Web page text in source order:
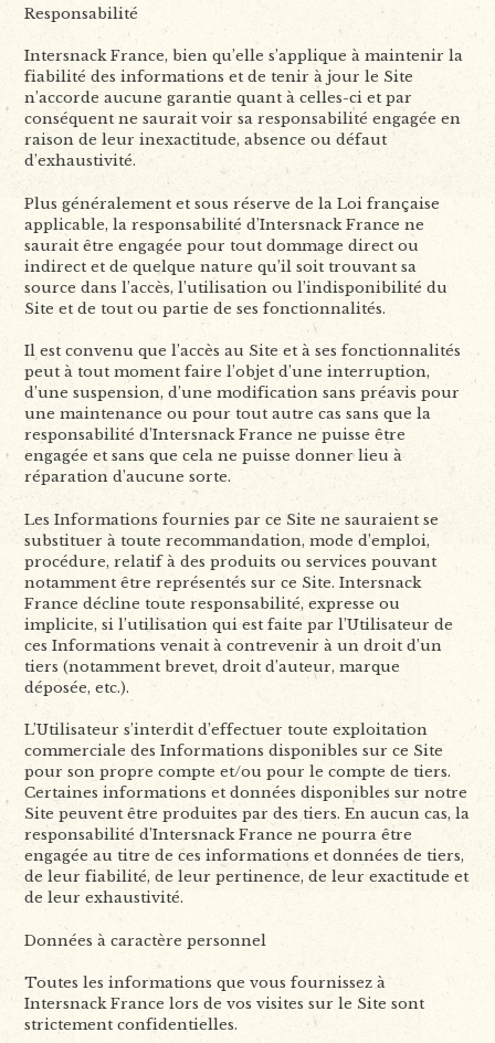
Responsabilité
Intersnack France, bien qu’elle s’applique à maintenir la
fiabilité des informations et de tenir à jour le Site
n’accorde aucune garantie quant à celles-ci et par
conséquent ne saurait voir sa responsabilité engagée en
raison de leur inexactitude, absence ou défaut
d’exhaustivité.
Plus généralement et sous réserve de la Loi française
applicable, la responsabilité d’Intersnack France ne
saurait être engagée pour tout dommage direct ou
indirect et de quelque nature qu’il soit trouvant sa
source dans l’accès, l’utilisation ou l’indisponibilité du
Site et de tout ou partie de ses fonctionnalités.
Il est convenu que l’accès au Site et à ses fonctionnalités
peut à tout moment faire l’objet d’une interruption,
d’une suspension, d’une modification sans préavis pour
une maintenance ou pour tout autre cas sans que la
responsabilité d’Intersnack France ne puisse être
engagée et sans que cela ne puisse donner lieu à
réparation d’aucune sorte.
Les Informations fournies par ce Site ne sauraient se
substituer à toute recommandation, mode d’emploi,
procédure, relatif à des produits ou services pouvant
notamment être représentés sur ce Site. Intersnack
France décline toute responsabilité, expresse ou
implicite, si l’utilisation qui est faite par l’Utilisateur de
ces Informations venait à contrevenir à un droit d’un
tiers (notamment brevet, droit d’auteur, marque
déposée, etc.).
L’Utilisateur s’interdit d’effectuer toute exploitation
commerciale des Informations disponibles sur ce Site
pour son propre compte et/ou pour le compte de tiers.
Certaines informations et données disponibles sur notre
Site peuvent être produites par des tiers. En aucun cas, la
responsabilité d’Intersnack France ne pourra être
engagée au titre de ces informations et données de tiers,
de leur fiabilité, de leur pertinence, de leur exactitude et
de leur exhaustivité.
Données à caractère personnel
Toutes les informations que vous fournissez à
Intersnack France lors de vos visites sur le Site sont
strictement confidentielles.